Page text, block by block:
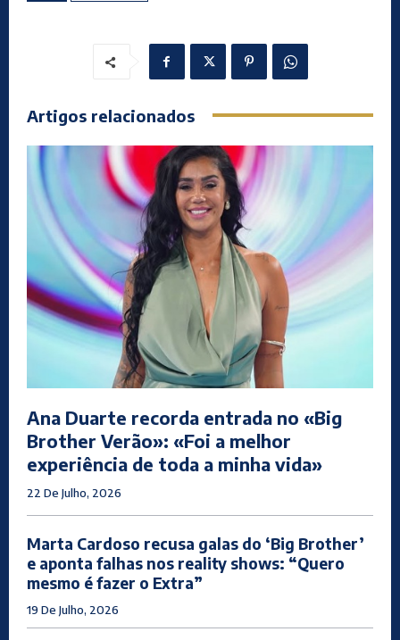
Artigos relacionados
Ana Duarte recorda entrada no «Big
Brother Verão»: «Foi a melhor
experiência de toda a minha vida»
22 De Julho, 2026
Marta Cardoso recusa galas do ‘Big Brother’
e aponta falhas nos reality shows: “Quero
mesmo é fazer o Extra”
19 De Julho, 2026